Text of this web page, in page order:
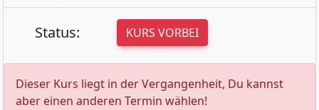
Status: KURS VORBEI
Dieser Kurs liegt in der Vergangenheit, Du kannst
aber einen anderen Termin wählen!